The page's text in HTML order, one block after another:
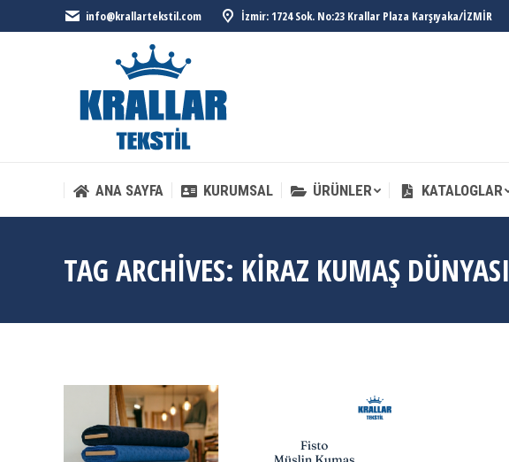
info@krallartekstil.com İzmir: 1724 Sok. No:23 Krallar Plaza Karşıyaka/İZMİR
ANA SAYFA KURUMSAL ÜRÜNLER KATALOGLAR
TAG ARCHIVES: KIRAZ KUMAŞ DÜNYASI
ANA SAYFA KURUMSAL ÜRÜNLER KATALOGLAR